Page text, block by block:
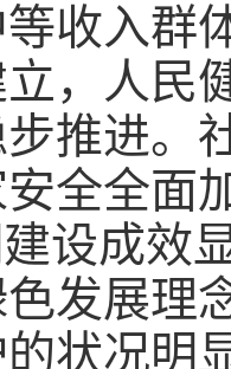
收入群
，人民
推进。
全全面
设成效
发展理
状况明